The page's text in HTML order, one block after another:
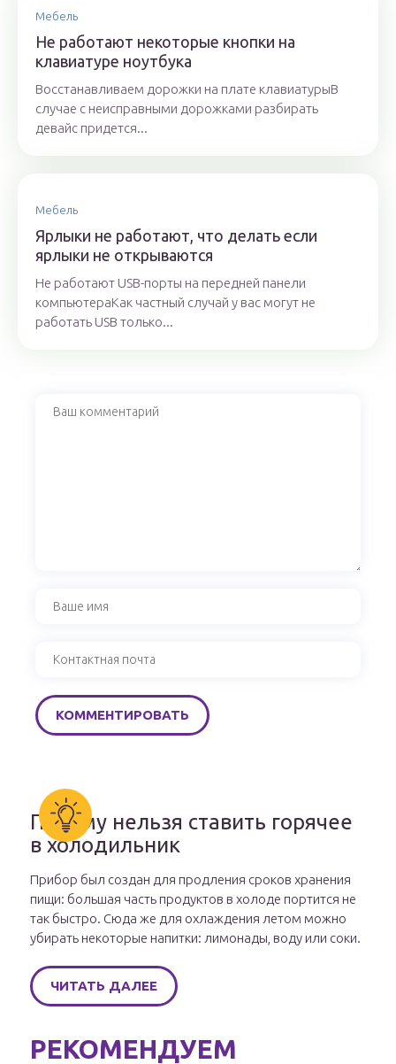
Мебель
Не работают некоторые кнопки на
клавиатуре ноутбука
Восстанавливаем дорожки на плате клавиатурыВ
случае с неисправными дорожками разбирать
девайс придется...
Мебель
Ярлыки не работают, что делать если
ярлыки не открываются
Не работают USB-порты на передней панели
компьютераКак частный случай у вас могут не
работать USB только...
Почему нельзя ставить горячее
в холодильник
Прибор был создан для продления сроков хранения
пищи: большая часть продуктов в холоде портится не
так быстро. Сюда же для охлаждения летом можно
убирать некоторые напитки: лимонады, воду или соки.
ЧИТАТЬ ДАЛЕЕ
РЕКОМЕНДУЕМ